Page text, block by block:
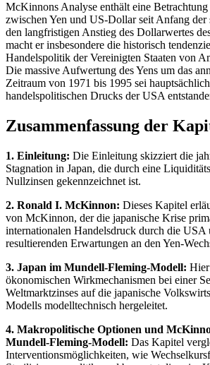
McKinnons Analyse enthält eine Betrachtung
zwischen Yen und US-Dollar seit Anfang der
den langfristigen Anstieg des Dollarwertes
macht er insbesondere die historisch
Handelspolitik der Vereinigten Staaten von
Die massive Aufwertung des Yens um das
Zeitraum von 1971 bis 1995 sei
handelspolitischen Drucks der USA
Zusammenfassung der
1. Einleitung: Die Einleitung skizziert die
Stagnation in Japan, die durch eine
Nullzinsen gekennzeichnet ist.
2. Ronald I. McKinnon: Dieses Kapitel
von McKinnon, der die japanische Krise
internationalen Handelsdruck durch die USA
resultierenden Erwartungen an den Yen-
3. Japan im Mundell-Fleming-Modell:
ökonomischen Wirkmechanismen bei einer
Weltmarktzinses auf die japanische
Modells modelltechnisch hergeleitet.
4. Makropolitische Optionen und
Mundell-Fleming-Modell: Das Kapitel
Interventionsmöglichkeiten, wie